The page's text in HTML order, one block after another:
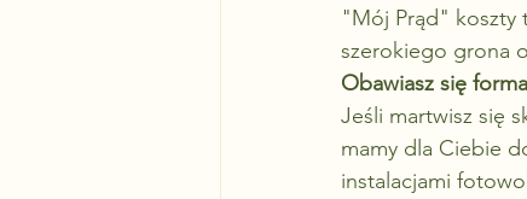
"Mój Prąd" koszty
szerokiego grona
Obawiasz się
Jeśli martwisz się
mamy dla Ciebie
instalacjami